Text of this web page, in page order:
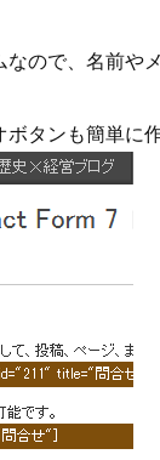
ので、名前や
タンも簡単に作